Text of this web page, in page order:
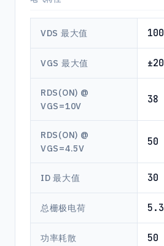
VDS 最大值
VGS 最大值
RDS(ON) @
VGS=10V
38
RDS(ON) @
VGS=4.5V
50
ID 最大值 30
总栅极电荷
功率耗散 50